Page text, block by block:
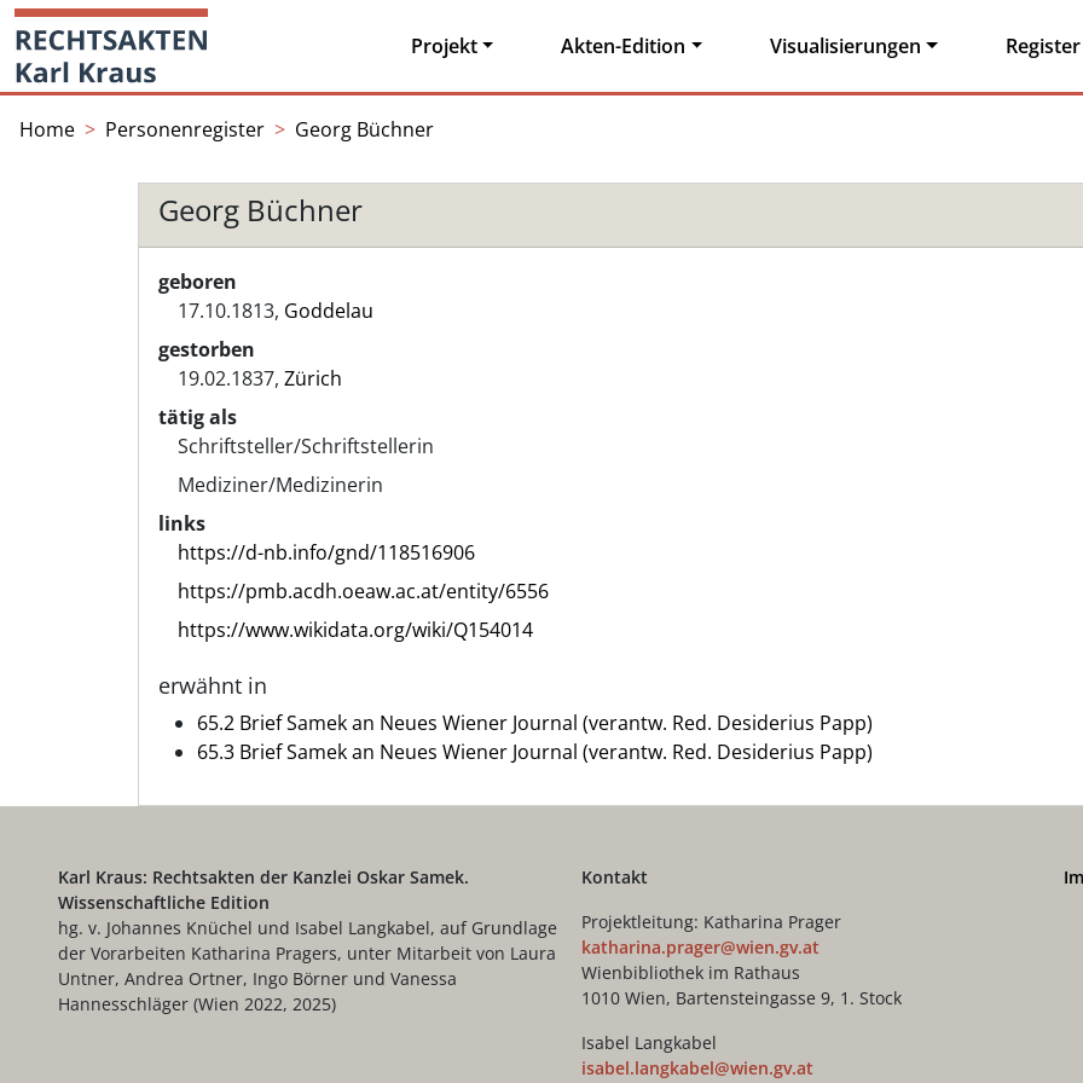
Skip
content
Startseite
Projekt Akten-Edition Visualisierungen Register
Home Personenregister Georg Büchner
Georg Büchner
geboren
17.10.1813, Goddelau
gestorben
19.02.1837, Zürich
tätig als
Schriftsteller/Schriftstellerin
Mediziner/Medizinerin
links
https://d-nb.info/gnd/118516906
https://pmb.acdh.oeaw.ac.at/entity/6556
https://www.wikidata.org/wiki/Q154014
erwähnt in
65.2 Brief Samek an Neues Wiener Journal (verantw. Red. Desiderius Papp)
65.3 Brief Samek an Neues Wiener Journal (verantw. Red. Desiderius Papp)
Karl Kraus: Rechtsakten der Kanzlei Oskar Samek.
Wissenschaftliche Edition
hg. v. Johannes Knüchel und Isabel Langkabel, auf Grundlage
der Vorarbeiten Katharina Pragers, unter Mitarbeit von Laura
Untner, Andrea Ortner, Ingo Börner und Vanessa
Hannesschläger (Wien 2022, 2025)
Kontakt
Projektleitung: Katharina Prager
katharina.prager@wien.gv.at
Wienbibliothek im Rathaus
1010 Wien, Bartensteingasse 9, 1. Stock
Isabel Langkabel
isabel.langkabel@wien.gv.at